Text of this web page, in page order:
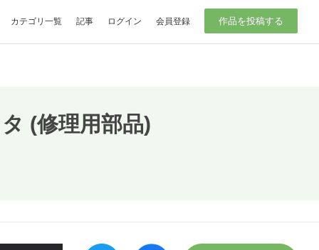
カテゴリ一覧 記事 ログイン 会員登録 作品を投稿する
(修理用部品)